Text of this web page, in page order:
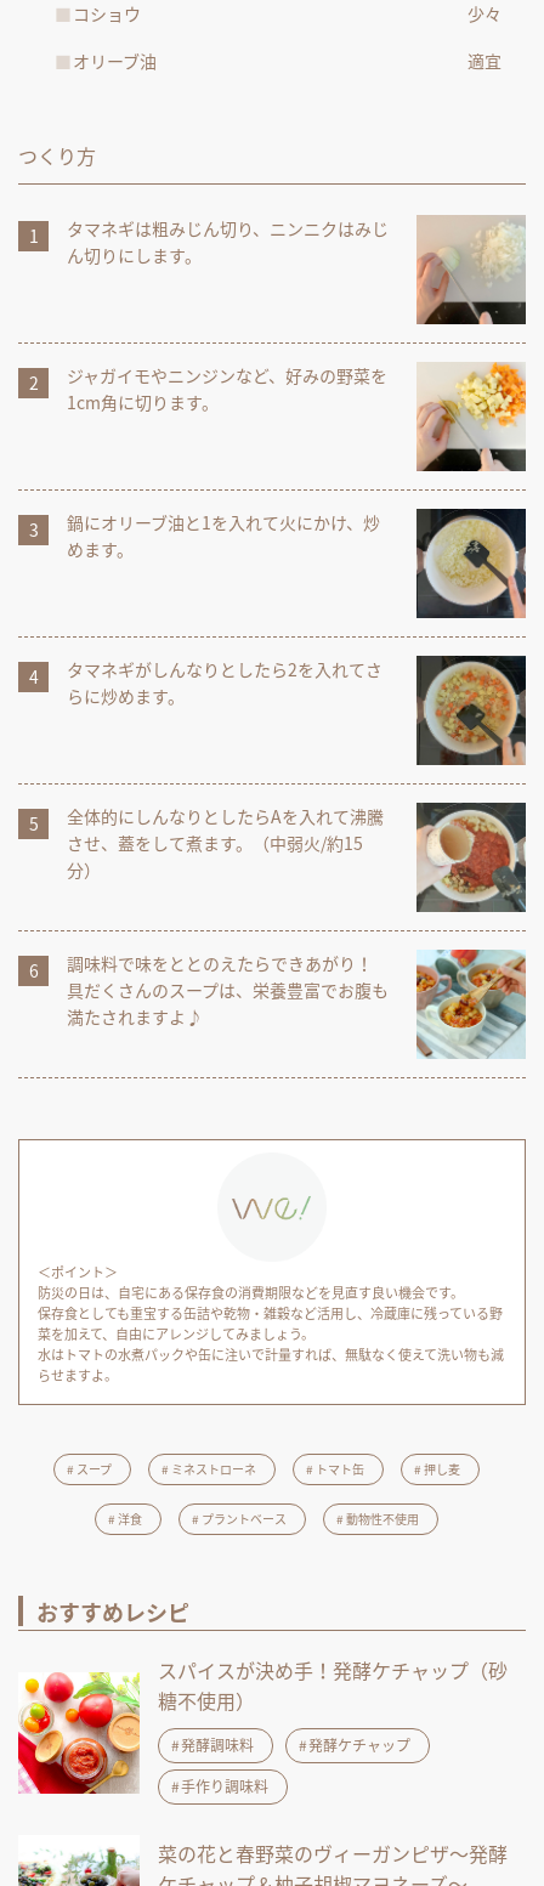
コショウ
少々
オリーブ油
適宜
つくり方
タマネギは粗みじん切り、ニンニクはみじ
ん切りにします。
ジャガイモやニンジンなど、好みの野菜を
1cm角に切ります。
鍋にオリーブ油と1を入れて火にかけ、炒
めます。
タマネギがしんなりとしたら2を入れてさ
らに炒めます。
全体的にしんなりとしたらAを入れて沸騰
させ、蓋をして煮ます。（中弱火/約15
分）
調味料で味をととのえたらできあがり！
具だくさんのスープは、栄養豊富でお腹も
満たされますよ♪
＜ポイント＞
防災の日は、自宅にある保存食の消費期限などを見直す良い機会です。
保存食としても重宝する缶詰や乾物・雑穀など活用し、冷蔵庫に残っている野
菜を加えて、自由にアレンジしてみましょう。
水はトマトの水煮パックや缶に注いで計量すれば、無駄なく使えて洗い物も減
らせますよ。
スープ ミネストローネ トマト缶 押し麦
洋食 プラントベース 動物性不使用
おすすめレシピ
スパイスが決め手！発酵ケチャップ（砂
糖不使用）
発酵調味料
発酵ケチャップ
手作り調味料
菜の花と春野菜のヴィーガンピザ～発酵